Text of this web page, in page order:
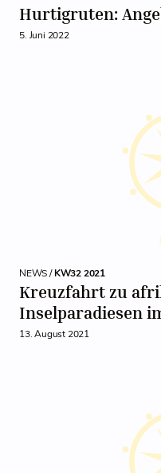
Hurtigruten:
5. Juni 2022
NEWS /KW32 2021
Kreuzfahrt zu
Inselparadiesen
13. August 2021